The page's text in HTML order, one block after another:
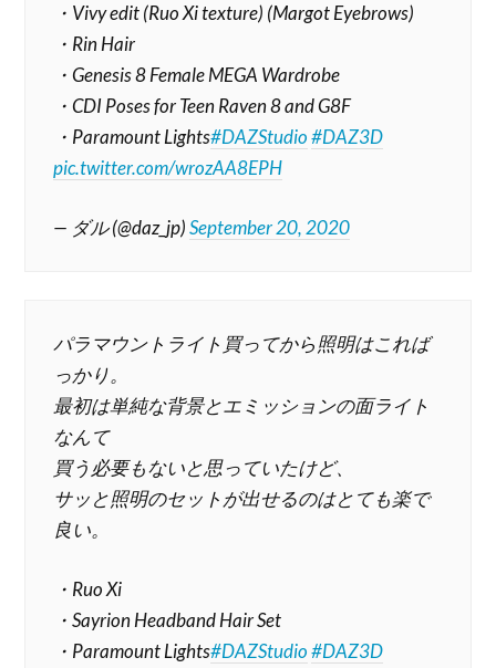
・Vivy edit (Ruo Xi texture) (Margot Eyebrows)
・Rin Hair
・Genesis 8 Female MEGA Wardrobe
・CDI Poses for Teen Raven 8 and G8F
・Paramount Lights#DAZStudio #DAZ3D
pic.twitter.com/wrozAA8EPH
— ダル (@daz_jp)September 20, 2020
パラマウントライト買ってから照明はこれば
っかり。
最初は単純な背景とエミッションの面ライト
なんて
買う必要もないと思っていたけど、
サッと照明のセットが出せるのはとても楽で
良い。
・Ruo Xi
・Sayrion Headband Hair Set
・Paramount Lights#DAZStudio #DAZ3D